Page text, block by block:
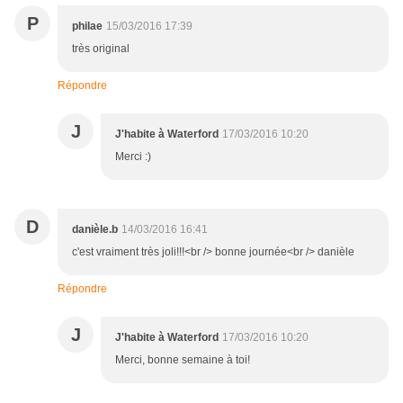
P philae 15/03/2016 17:39
très original
Répondre
J J'habite à Waterford 17/03/2016 10:20
Merci :)
D danièle.b 14/03/2016 16:41
c'est vraiment très joli!!!<br /> bonne journée<br /> danièle
Répondre
J J'habite à Waterford 17/03/2016 10:20
Merci, bonne semaine à toi!